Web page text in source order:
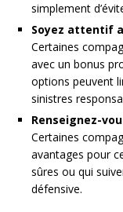
simplement
Soyez attentif
Certaines
avec un bonus
options peuvent
sinistres
Renseignez-
Certaines
avantages pour
sûres ou qui
défensive.